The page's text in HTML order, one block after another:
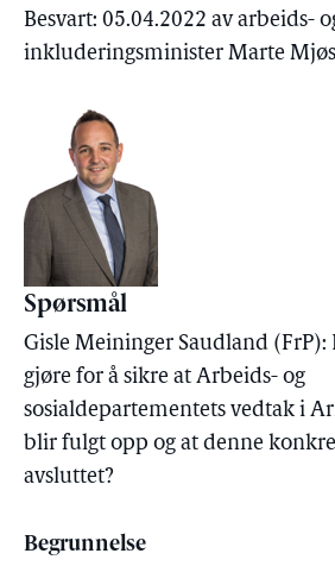
Besvart: 05.04.2022 av arbeids-
inkluderingsminister Marte Mjøs
Spørsmål
Gisle Meininger Saudland (FrP):
gjøre for å sikre at Arbeids- og
sosialdepartementets vedtak i
blir fulgt opp og at denne
avsluttet?
Begrunnelse